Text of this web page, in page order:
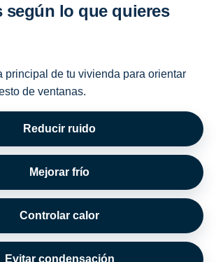
según lo que quieres
principal de tu vivienda para orientar
de ventanas.
Reducir ruido
Mejorar frío
Controlar calor
Evitar condensación